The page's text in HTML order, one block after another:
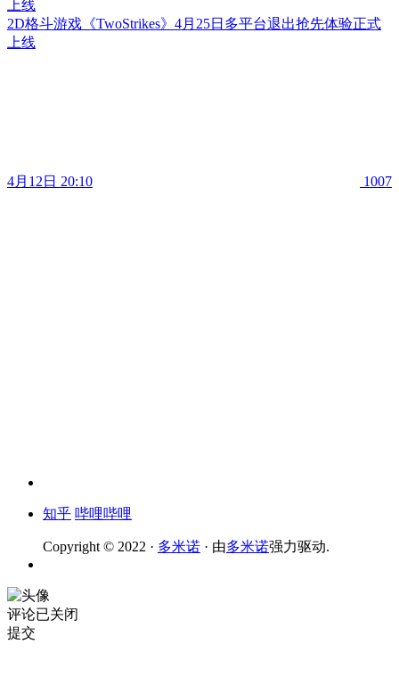
上线
2D格斗游戏《TwoStrikes》4月25日多平台退出抢先体验正式
上线
4月12日 20:10 1007
知乎 哔哩哔哩
Copyright © 2022 · 多米诺 · 由多米诺强力驱动.
评论已关闭
提交